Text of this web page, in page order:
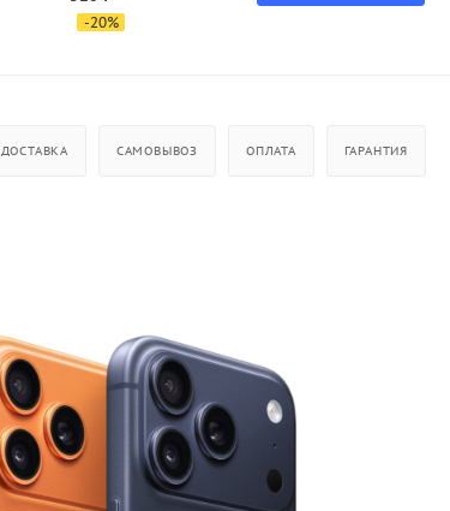
-20%
ДОСТАВКА САМОВЫВОЗ ОПЛАТА ГАРАНТИЯ